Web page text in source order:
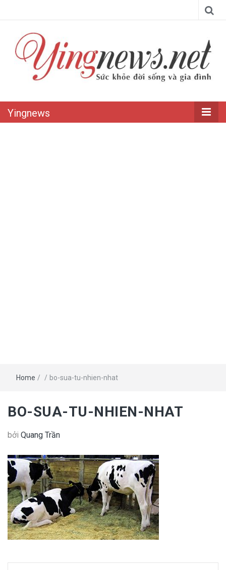
Yingnews
Home / / bo-sua-tu-nhien-nhat
BO-SUA-TU-NHIEN-NHAT
bởi Quang Trần